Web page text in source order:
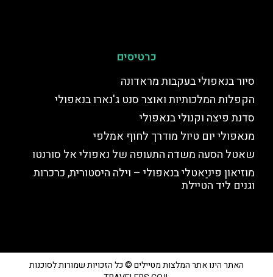
כרטיסים
סיור בנאפולי בעקבות מראדונה
הקפלות המלכותיות ואוצר סנט ג'נארו בנאפולי
סדנת פיצה וקנולי בנאפולי
מנאפולי יום טיול מודרך לחוף אמלפי
שאטל הסעה משדה התעופה של נאפולי אל סורנטו
מוזיאון פיניַאטלי בנאפולי – וילה היסטורית, כרכרות
וגנים ליד הטיילת
האתר הינו אתר המלצות מטיילים © כל הזכויות שמורות לסוכנות